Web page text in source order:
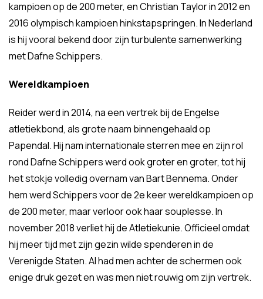
kampioen op de 200 meter, en Christian Taylor in 2012 en
2016 olympisch kampioen hinkstapspringen. In Nederland
is hij vooral bekend door zijn turbulente samenwerking
met Dafne Schippers.
Wereldkampioen
Reider werd in 2014, na een vertrek bij de Engelse
atletiekbond, als grote naam binnengehaald op
Papendal. Hij nam internationale sterren mee en zijn rol
rond Dafne Schippers werd ook groter en groter, tot hij
het stokje volledig overnam van Bart Bennema. Onder
hem werd Schippers voor de 2e keer wereldkampioen op
de 200 meter, maar verloor ook haar souplesse. In
november 2018 verliet hij de Atletiekunie. Officieel omdat
hij meer tijd met zijn gezin wilde spenderen in de
Verenigde Staten. Al had men achter de schermen ook
enige druk gezet en was men niet rouwig om zijn vertrek.